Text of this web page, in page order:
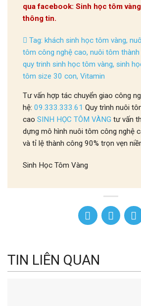
qua facebook: Sinh học tôm
thông tin.
Tag: khách sinh học tôm vàng,
tôm công nghệ cao, nuôi tôm thành
quy trinh sinh học tôm vàng, sinh
tôm size 30 con, Vitamin
Tư vấn hợp tác chuyển giao công
hệ: 09.333.333.61 Quy trình nuôi
cao SINH HỌC TÔM VÀNG tư vấn
dựng mô hình nuôi tôm công nghệ
và tỉ lệ thành công 90% trọn vẹn
Sinh Học Tôm Vàng
TIN LIÊN QUAN